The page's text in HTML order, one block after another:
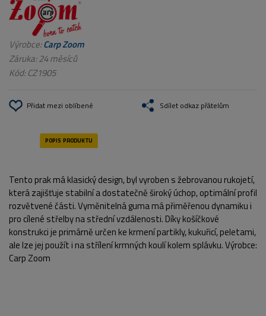
Výrobce:Carp Zoom
Záruka: 24 měsíců
Kód:CZ1905
Přidat mezi oblíbené Sdílet odkaz přátelům
Tento prak má klasický design, byl vyroben s žebrovanou rukojetí,
která zajišťuje stabilní a dostatečně široký úchop, optimální profil
rozvětvené části. Vyměnitelná guma má přiměřenou dynamiku i
pro cílené střelby na střední vzdálenosti. Díky košíčkové
konstrukci je primárně určen ke krmení partikly, kukuřicí, peletami,
ale lze jej použít i na střílení krmných koulí kolem splávku. Výrobce:
Carp Zoom